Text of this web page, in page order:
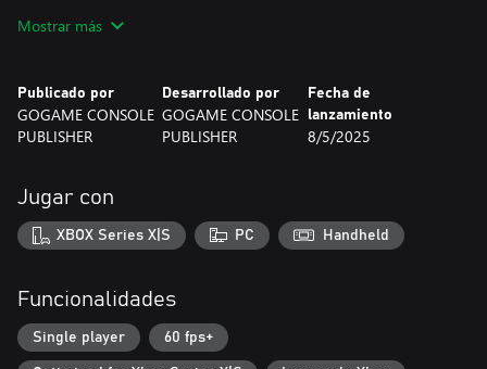
recompensas. Toma rutas desafiantes, navega por terrenos
Con gráficos realistas y jugabilidad envolvente, este simulador de
camión te mantendrá entretenido durante horas. ¿Entonces, qué
esperas? ¡Prepárate para salir a la carretera y comenzar tu viaje
Mostrar más
Publicado por
GOGAME CONSOLE
PUBLISHER
Desarrollado por
GOGAME CONSOLE
PUBLISHER
Fecha de
lanzamiento
8/5/2025
Jugar con
XBOX Series X|S PC Handheld
Funcionalidades
Single player 60 fps+